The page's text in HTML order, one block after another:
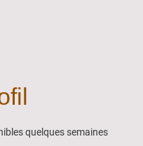
quelques semaines